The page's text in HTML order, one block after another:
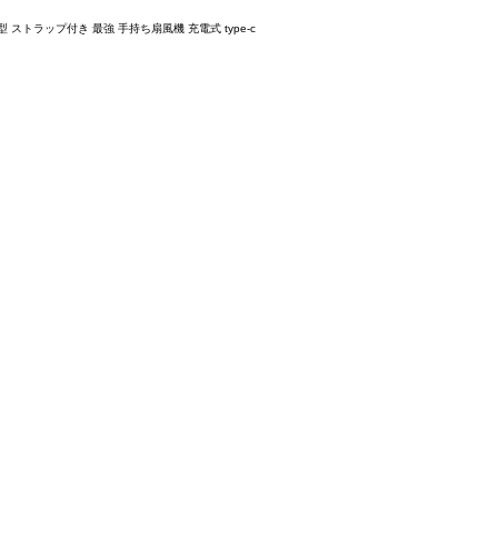
ストラップ付き 最強 手持ち扇風機 充電式 type-c